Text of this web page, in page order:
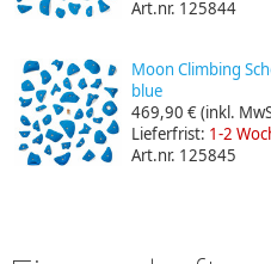
Art.nr. 125844
Moon Climbing
blue
469,90 €(inkl.
Lieferfrist: 1-2
Art.nr. 125845